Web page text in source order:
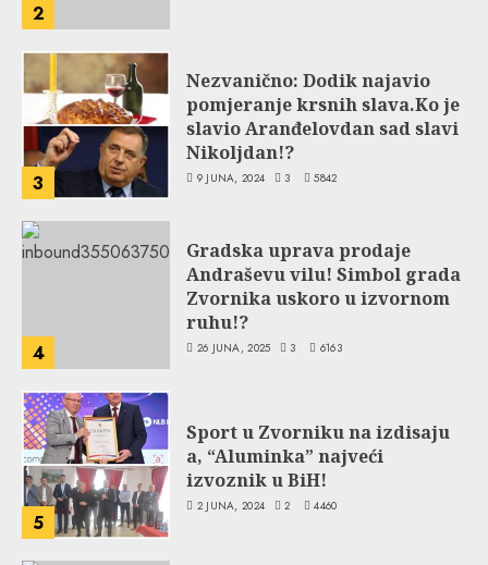
2
3
Nezvanično: Dodik najavio
pomjeranje krsnih slava.Ko je
slavio Aranđelovdan sad slavi
Nikoljdan!?
9 JUNA, 2024 3 5842
4
Gradska uprava prodaje
Andraševu vilu! Simbol grada
Zvornika uskoro u izvornom
ruhu!?
26 JUNA, 2025 3 6163
5
Sport u Zvorniku na izdisaju
a, “Aluminka” najveći
izvoznik u BiH!
2 JUNA, 2024 2 4460